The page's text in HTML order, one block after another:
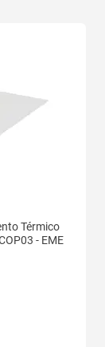
Térmico
- EME